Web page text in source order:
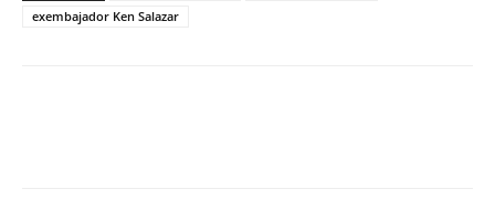
exembajador Ken Salazar